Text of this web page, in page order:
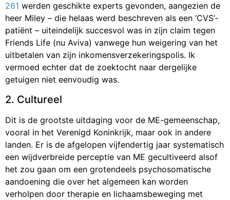
261 werden geschikte experts gevonden, aangezien de
heer Miley – die helaas werd beschreven als een ‘CVS’-
patiënt – uiteindelijk succesvol was in zijn claim tegen
Friends Life (nu Aviva) vanwege hun weigering van het
uitbetalen van zijn inkomensverzekeringspolis. Ik
vermoed echter dat de zoektocht naar dergelijke
getuigen niet eenvoudig was.
2. Cultureel
Dit is de grootste uitdaging voor de ME-gemeenschap,
vooral in het Verenigd Koninkrijk, maar ook in andere
landen. Er is de afgelopen vijfendertig jaar systematisch
een wijdverbreide perceptie van ME gecultiveerd alsof
het zou gaan om een grotendeels psychosomatische
aandoening die over het algemeen kan worden
verholpen door therapie en lichaamsbeweging met